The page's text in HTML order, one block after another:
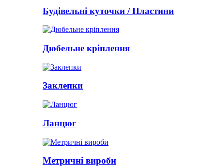
Будівельні куточки / Пластини
Дюбельне кріплення
Заклепки
Ланцюг
Метричні вироби